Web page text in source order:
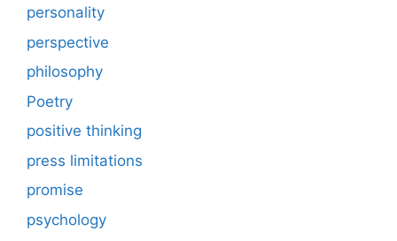
personality
perspective
philosophy
Poetry
positive thinking
press limitations
promise
psychology